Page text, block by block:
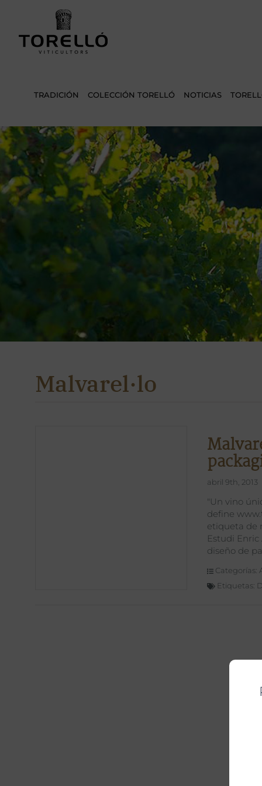
TRADICIÓN COLECCIÓN TORELLÓ NOTICIAS
Malvarel·lo
abril 9th, 2013
"Un vino
define
etiqueta de
Estudi
diseño de
Categorías:
Etiquetas: